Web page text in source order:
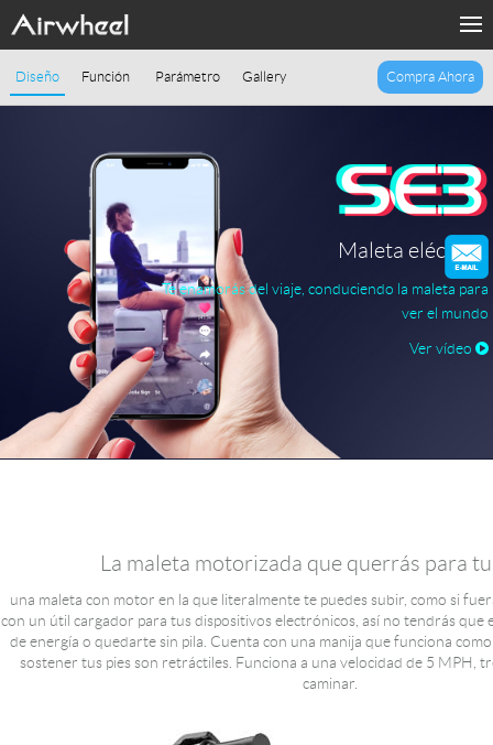
Sharing & Rental
Introducción
Contacto nosotros
Language
Diseño Función Parámetro Gallery Compra Ahora
Maleta eléctrica
Te enamorás del viaje, conduciendo la maleta para
ver el mundo
Ver vídeo
La maleta motorizada que querrás para
una maleta con motor en la que literalmente te puedes subir, como si
con un útil cargador para tus dispositivos electrónicos, así no tendrás que
de energía o quedarte sin pila. Cuenta con una manija que funciona
sostener tus pies son retráctiles. Funciona a una velocidad de 5 MPH,
caminar.